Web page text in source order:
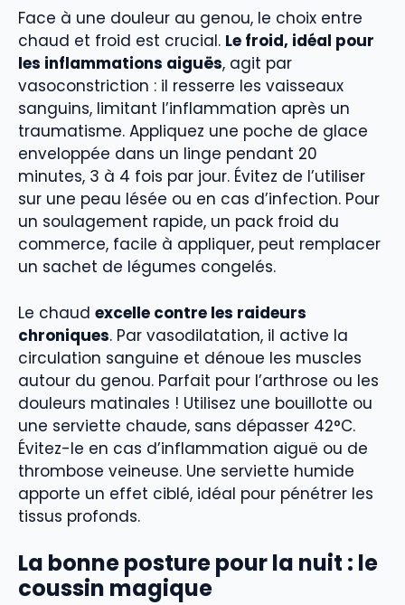
Face à une douleur au genou, le choix entre
chaud et froid est crucial. Le froid, idéal pour
les inflammations aiguës, agit par
vasoconstriction : il resserre les vaisseaux
sanguins, limitant l’inflammation après un
traumatisme. Appliquez une poche de glace
enveloppée dans un linge pendant 20
minutes, 3 à 4 fois par jour. Évitez de l’utiliser
sur une peau lésée ou en cas d’infection. Pour
un soulagement rapide, un pack froid du
commerce, facile à appliquer, peut remplacer
un sachet de légumes congelés.
Le chaud excelle contre les raideurs
chroniques. Par vasodilatation, il active la
circulation sanguine et dénoue les muscles
autour du genou. Parfait pour l’arthrose ou les
douleurs matinales ! Utilisez une bouillotte ou
une serviette chaude, sans dépasser 42°C.
Évitez-le en cas d’inflammation aiguë ou de
thrombose veineuse. Une serviette humide
apporte un effet ciblé, idéal pour pénétrer les
tissus profonds.
La bonne posture pour la nuit : le
coussin magique